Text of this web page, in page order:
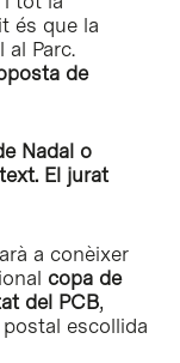
és que la
al Parc.
de
Nadal o
El jurat
a conèixer
copa de
del PCB,
escollida